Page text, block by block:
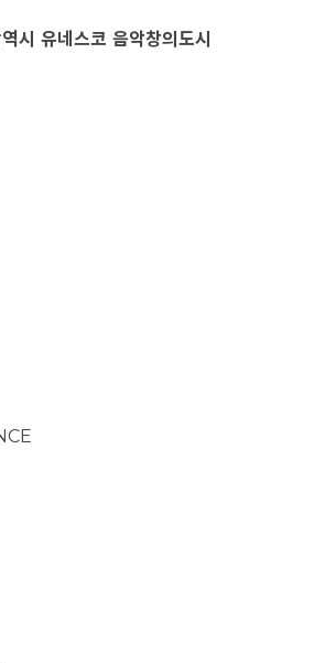
시 유네스코 음악창의도시